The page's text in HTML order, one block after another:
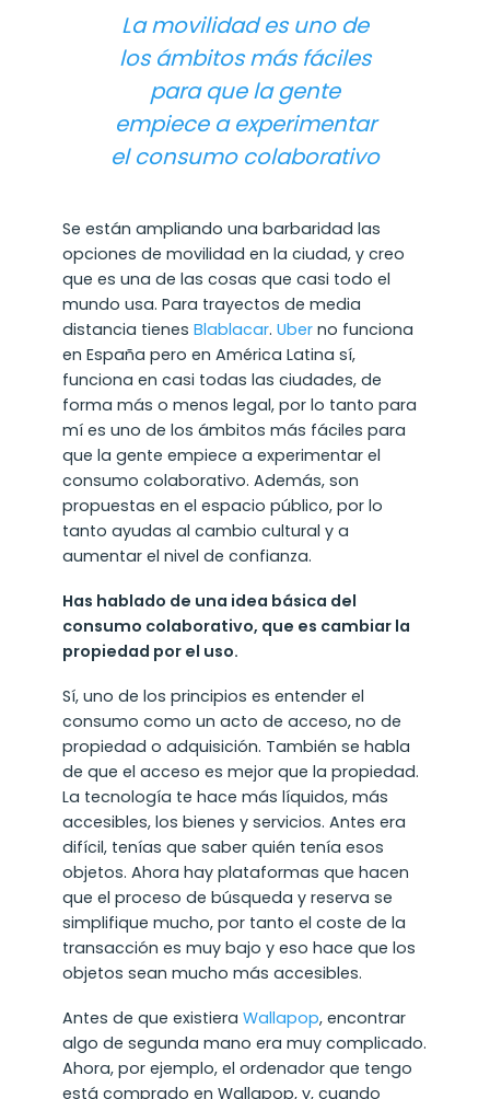
La movilidad es uno de
los ámbitos más fáciles
para que la gente
empiece a experimentar
el consumo colaborativo
Se están ampliando una barbaridad las
opciones de movilidad en la ciudad, y creo
que es una de las cosas que casi todo el
mundo usa. Para trayectos de media
distancia tienes Blablacar. Uberno funciona
en España pero en América Latina sí,
funciona en casi todas las ciudades, de
forma más o menos legal, por lo tanto para
mí es uno de los ámbitos más fáciles para
que la gente empiece a experimentar el
consumo colaborativo. Además, son
propuestas en el espacio público, por lo
tanto ayudas al cambio cultural y a
aumentar el nivel de confianza.
Has hablado de una idea básica del
consumo colaborativo, que es cambiar la
propiedad por el uso.
Sí, uno de los principios es entender el
consumo como un acto de acceso, no de
propiedad o adquisición. También se habla
de que el acceso es mejor que la propiedad.
La tecnología te hace más líquidos, más
accesibles, los bienes y servicios. Antes era
difícil, tenías que saber quién tenía esos
objetos. Ahora hay plataformas que hacen
que el proceso de búsqueda y reserva se
simplifique mucho, por tanto el coste de la
transacción es muy bajo y eso hace que los
objetos sean mucho más accesibles.
Antes de que existiera Wallapop, encontrar
algo de segunda mano era muy complicado.
Ahora, por ejemplo, el ordenador que tengo
está comprado en Wallapop, y, cuando